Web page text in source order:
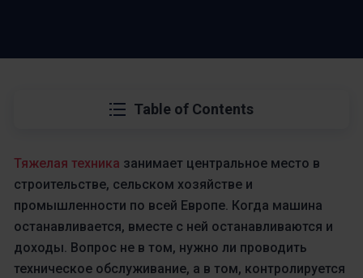
Table of Contents
Тяжелая техника занимает центральное место в
строительстве, сельском хозяйстве и
промышленности по всей Европе. Когда машина
останавливается, вместе с ней останавливаются и
доходы. Вопрос не в том, нужно ли проводить
техническое обслуживание, а в том, контролируется